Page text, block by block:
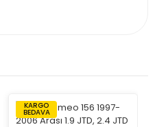
KARGO
BEDAVA